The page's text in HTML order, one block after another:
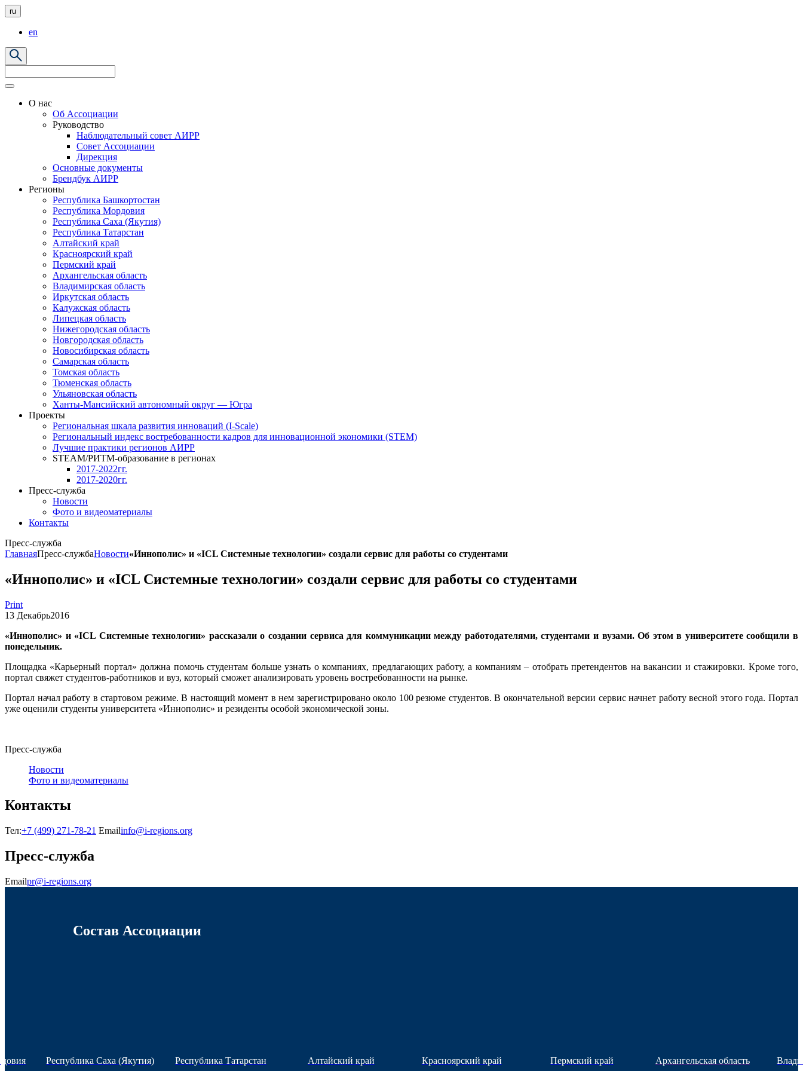
ru
en
О нас
Об Ассоциации
Руководство
Наблюдательный совет АИРР
Совет Ассоциации
Дирекция
Основные документы
Брендбук АИРР
Регионы
Республика Башкортостан
Республика Мордовия
Республика Саха (Якутия)
Республика Татарстан
Алтайский край
Красноярский край
Пермский край
Архангельская область
Владимирская область
Иркутская область
Калужская область
Липецкая область
Нижегородская область
Новгородская область
Новосибирская область
Самарская область
Томская область
Тюменская область
Ульяновская область
Ханты-Мансийский автономный округ — Югра
Проекты
Региональная шкала развития инноваций (I-Scale)
Региональный индекс востребованности кадров для инновационной экономики (STEM)
Лучшие практики регионов АИРР
STEAM/РИТМ-образование в регионах
2017-2022гг.
2017-2020гг.
Пресс-служба
Новости
Фото и видеоматериалы
Контакты
Пресс-служба
ГлавнаяПресс-службаНовости«Иннополис» и «ICL Системные технологии» создали сервис для работы со студентами
«Иннополис» и «ICL Системные технологии» создали сервис для работы со студентами
Print
13 Декабрь2016
«Иннополис» и «ICL Системные технологии» рассказали о создании сервиса для коммуникации между работодателями, студентами и вузами. Об этом в университете сообщили в
понедельник.
Площадка «Карьерный портал» должна помочь студентам больше узнать о компаниях, предлагающих работу, а компаниям – отобрать претендентов на вакансии и стажировки. Кроме того,
портал свяжет студентов-работников и вуз, который сможет анализировать уровень востребованности на рынке.
Портал начал работу в стартовом режиме. В настоящий момент в нем зарегистрировано около 100 резюме студентов. В окончательной версии сервис начнет работу весной этого года. Портал
уже оценили студенты университета «Иннополис» и резиденты особой экономической зоны.
Пресс-служба
Новости
Фото и видеоматериалы
Контакты
Тел:+7 (499) 271-78-21 Emailinfo@i-regions.org
Пресс-служба
Emailpr@i-regions.org
Состав Ассоциации
Республика Саха (Якутия) Республика Татарстан Алтайский край Красноярский край Пермский край Архангельская область